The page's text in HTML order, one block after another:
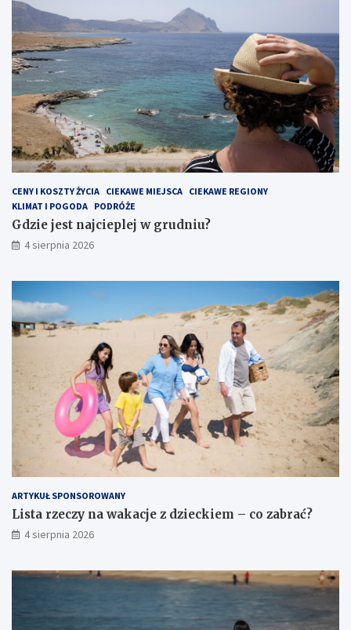
CENY I KOSZTY ŻYCIA CIEKAWE MIEJSCA CIEKAWE REGIONY
KLIMAT I POGODA PODRÓŻE
Gdzie jest najcieplej w grudniu?
4 sierpnia 2026
ARTYKUŁ SPONSOROWANY
Lista rzeczy na wakacje z dzieckiem – co zabrać?
4 sierpnia 2026